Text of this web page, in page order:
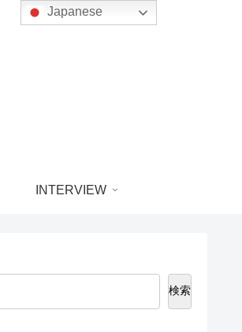
INTERVIEW
検索
Japanese